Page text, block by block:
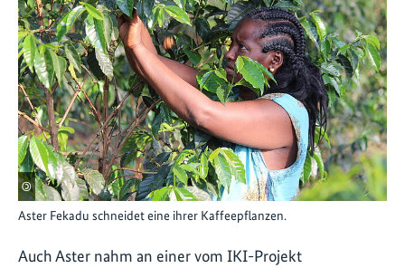
©
Aster Fekadu schneidet eine ihrer Kaffeepflanzen.
Auch Aster nahm an einer vom IKI-Projekt